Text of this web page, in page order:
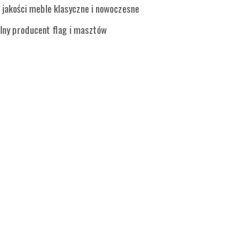
jakości meble klasyczne i nowoczesne
producent flag i masztów